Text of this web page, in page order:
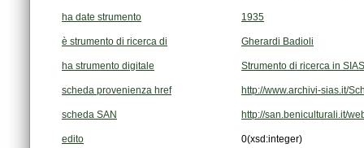
ha date strumento 1935
è strumento di ricerca di Gherardi Badioli
ha strumento digitale Strumento di ricerca in SIAS
scheda provenienza href http://www.archivi-sias.it/
scheda SAN http://san.beniculturali.it/
edito 0(xsd:integer)